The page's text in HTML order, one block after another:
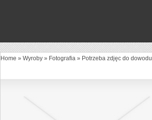
Home » Wyroby » Fotografia » Potrzeba zdjęc do dowodu